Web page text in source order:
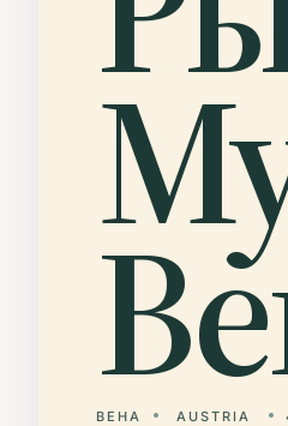
ВЕНА AUSTRIA